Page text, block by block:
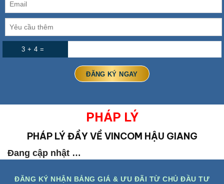
3 + 4 =
PHÁP LÝ
PHÁP LÝ ĐẦY VỀ VINCOM HẬU GIANG
Đang cập nhật …
ĐĂNG KÝ NHẬN BẢNG GIÁ & ƯU ĐÃI TỪ CHỦ ĐẦU TƯ